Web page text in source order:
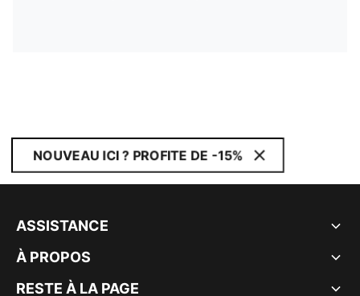
NOUVEAU ICI ? PROFITE DE -15%
ASSISTANCE
À PROPOS
RESTE À LA PAGE